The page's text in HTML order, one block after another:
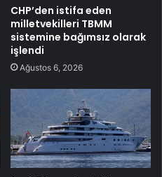
CHP’den istifa eden
milletvekilleri TBMM
sistemine bağımsız olarak
işlendi
Ağustos 6, 2026